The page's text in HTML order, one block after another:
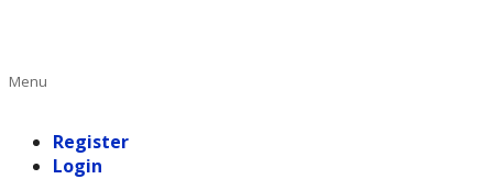
Primary
Menu
Register
Login